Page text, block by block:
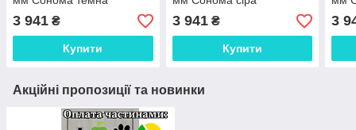
3 941 ₴
Купити
3 941₴
Купити
3
Акційні пропозиції та новинки